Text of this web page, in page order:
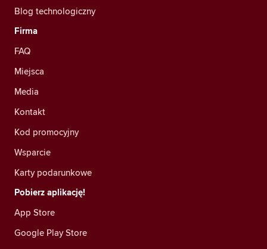
Blog technologiczny
Firma
FAQ
Miejsca
Media
Kontakt
Kod promocyjny
Wsparcie
Karty podarunkowe
Pobierz aplikację!
App Store
Google Play Store